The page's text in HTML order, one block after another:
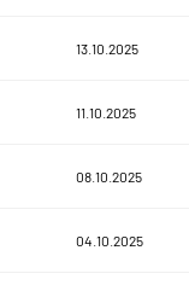
13.10.2025
11.10.2025
08.10.2025
04.10.2025